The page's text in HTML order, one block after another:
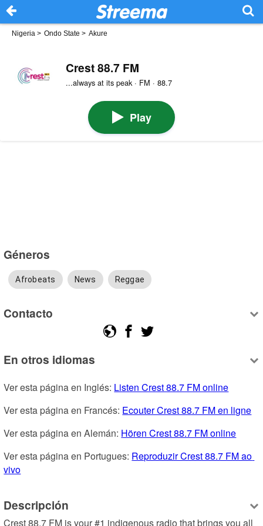
Nigeria > Ondo State > Akure
Crest 88.7 FM
...always at its peak · FM · 88.7
Play
Géneros
Afrobeats News Reggae
Contacto
En otros idiomas
Ver esta página en Inglés: Listen Crest 88.7 FM online
Ver esta página en Francés: Ecouter Crest 88.7 FM en ligne
Ver esta página en Alemán: Hören Crest 88.7 FM online
Ver esta página en Portugues: Reproduzir Crest 88.7 FM ao
vivo
Descripción
Crest 88.7 FM is your #1 indigenous radio that brings you all